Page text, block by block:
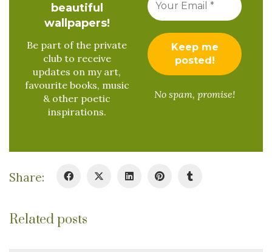
beautiful
wallpapers!
Be part of the private
club to receive
updates on my art,
favourite books, music
& other poetic
inspirations.
No spam, promise!
Share:
Related posts